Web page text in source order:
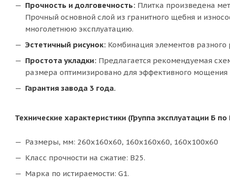
Прочность и долговечность: Плитка произведена
Прочный основной слой из гранитного щебня и
многолетнюю эксплуатацию.
Эстетичный рисунок: Комбинация элементов
Простота укладки: Предлагается рекомендуемая
размера оптимизировано для эффективного
Гарантия завода 3 года.
Технические характеристики (Группа эксплуатации Б
Размеры, мм: 260х160х60, 160х160х60, 160х100х60
Класс прочности на сжатие: В25.
Марка по истираемости: G1.